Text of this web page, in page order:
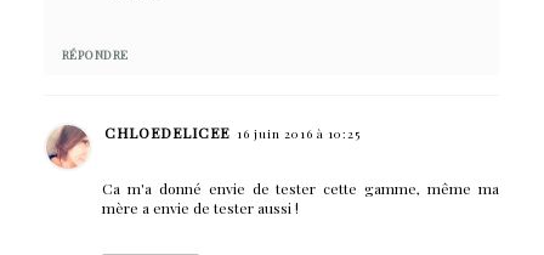
RÉPONDRE
CHLOEDELICEE 16 juin 2016 à 10:25
Ca m'a donné envie de tester cette gamme, même ma
mère a envie de tester aussi !